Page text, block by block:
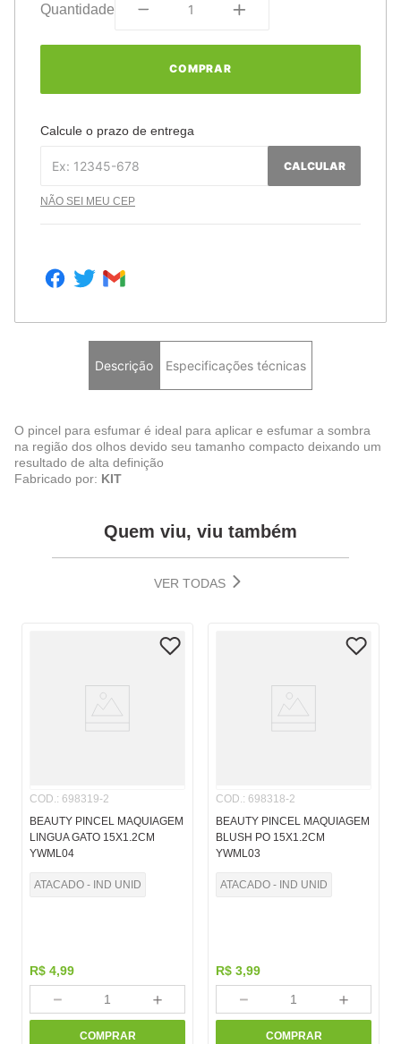
Quantidade
COMPRAR
Calcule o prazo de entrega
CALCULAR
NÃO SEI MEU CEP
Descrição Especificações técnicas
O pincel para esfumar é ideal para aplicar e esfumar a sombra
na região dos olhos devido seu tamanho compacto deixando um
resultado de alta definição
Fabricado por: KIT
Quem viu, viu também
VER TODAS
COD.: 698319-2
BEAUTY PINCEL MAQUIAGEM
LINGUA GATO 15X1.2CM
YWML04
ATACADO - IND UNID
R$ 4,99
＋
－
COMPRAR
COD.: 698318-2
BEAUTY PINCEL MAQUIAGEM
BLUSH PO 15X1.2CM
YWML03
ATACADO - IND UNID
R$ 3,99
＋
－
COMPRAR